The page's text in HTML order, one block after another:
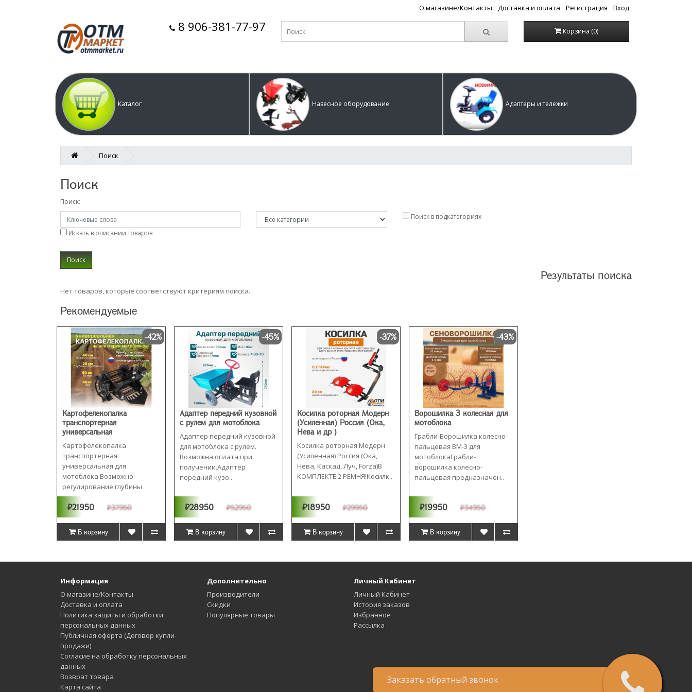
О магазине/Контакты Доставка и оплата Регистрация Вход
8 906-381-77-97 Корзина (0)
Каталог Навесное оборудование Адаптеры и тележки
Поиск
Поиск
Поиск:
Поиск в подкатегориях
Искать в описании товаров
Результаты поиска
Нет товаров, которые соответствуют критериям поиска.
Рекомендуемые
Картофелекопалка
транспортерная
универсальная
Картофелекопалка
транспортерная
универсальная для
мотоблока Возможно
регулирование глубины
выка..
₽21950 ₽37950
-42%
В корзину
Адаптер передний кузовной
с рулем для мотоблока
Адаптер передний кузовной
для мотоблока с рулем.
Возможна оплата при
получении.Адаптер
передний кузо..
₽28950 ₽52950
-45%
В корзину
Косилка роторная Модерн
(Усиленная) Россия (Ока,
Нева и др )
Косилка роторная Модерн
(Усиленная) Россия (Ока,
Нева, Каскад, Луч, Forza)В
КОМПЛЕКТЕ 2 РЕМНЯ!Косилк..
₽18950 ₽29950
-37%
В корзину
Ворошилка 3 колесная для
мотоблока
Грабли-Ворошилка колесно-
пальцевая ВМ-3 для
мотоблокаГрабли-
ворошилка колесно-
пальцевая предназначен..
₽19950 ₽34950
-43%
В корзину
Информация
О магазине/Контакты
Доставка и оплата
Политика защиты и обработки
персональных данных
Публичная оферта (Договор купли-
продажи)
Согласие на обработку персональных
данных
Возврат товара
Карта сайта
Дополнительно
Производители
Скидки
Популярные товары
Личный Кабинет
Личный Кабинет
История заказов
Избранное
Рассылка
Заказать обратный звонок